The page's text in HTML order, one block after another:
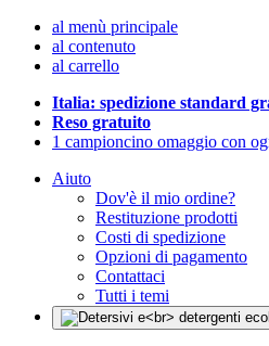
al menù principale
al contenuto
al carrello
Italia: spedizione standard
Reso gratuito
1 campioncino omaggio con
Aiuto
Dov'è il mio ordine?
Restituzione prodotti
Costi di spedizione
Opzioni di pagamento
Contattaci
Tutti i temi